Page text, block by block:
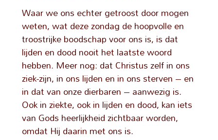
Waar we ons echter getroost door mogen
weten, wat deze zondag de hoopvolle en
troostrijke boodschap voor ons is, is dat
lijden en dood nooit het laatste woord
hebben. Meer nog: dat Christus zelf in ons
ziek-zijn, in ons lijden en in ons sterven – en
in dat van onze dierbaren – aanwezig is.
Ook in ziekte, ook in lijden en dood, kan iets
van Gods heerlijkheid zichtbaar worden,
omdat Hij daarin met ons is.